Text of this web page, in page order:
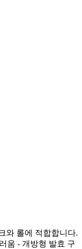
와 롤에 적합합니다.
움 - 개방형 발효 구